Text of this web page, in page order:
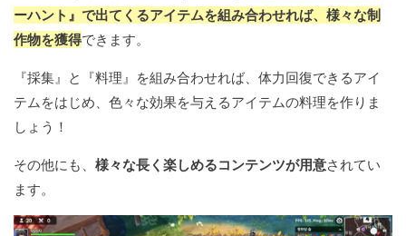
ーハント』で出てくるアイテムを組み合わせれば、様々な制
作物を獲得できます。
『採集』と『料理』を組み合わせれば、体力回復できるアイ
テムをはじめ、色々な効果を与えるアイテムの料理を作りま
しょう！
その他にも、 様々な長く楽しめるコンテンツが用意されてい
ます。